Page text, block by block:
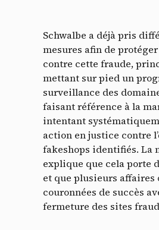
Schwalbe a déjà pris
mesures afin de
contre cette fraude,
mettant sur pied un
surveillance des
faisant référence à la
intentant
action en justice contre
fakeshops identifiés. La
explique que cela porte
et que plusieurs affaires
couronnées de succès
fermeture des sites